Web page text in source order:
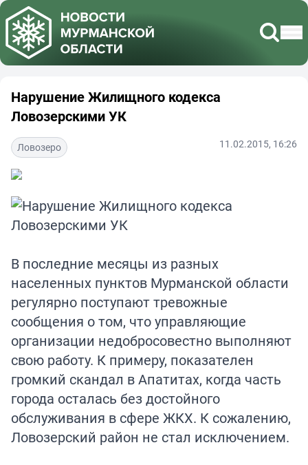
Нарушение Жилищного кодекса
Ловозерскими УК
Ловозеро 11.02.2015, 16:26
В последние месяцы из разных
населенных пунктов Мурманской области
регулярно поступают тревожные
сообщения о том, что управляющие
организации недобросовестно выполняют
свою работу. К примеру, показателен
громкий скандал в Апатитах, когда часть
города осталась без достойного
обслуживания в сфере ЖКХ. К сожалению,
Ловозерский район не стал исключением.